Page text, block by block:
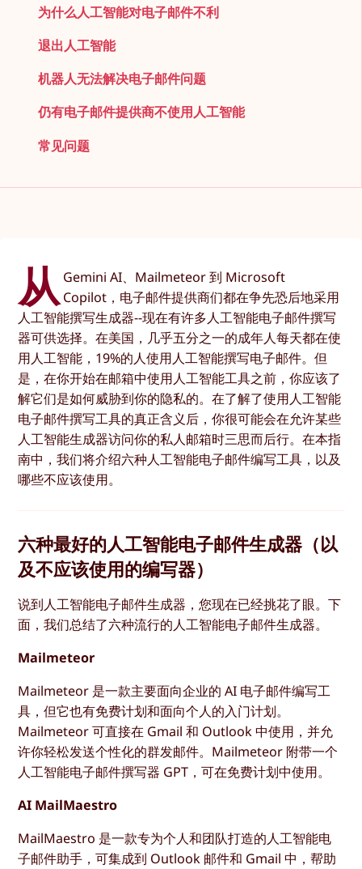
为什么人工智能对电子邮件不利
退出人工智能
机器人无法解决电子邮件问题
仍有电子邮件提供商不使用人工智能
常见问题
从 Gemini AI、Mailmeteor 到 Microsoft
Copilot，电子邮件提供商们都在争先恐后地采用
人工智能撰写生成器--现在有许多人工智能电子邮件撰写
器可供选择。在美国，几乎五分之一的成年人每天都在使
用人工智能，19%的人使用人工智能撰写电子邮件。但
是，在你开始在邮箱中使用人工智能工具之前，你应该了
解它们是如何威胁到你的隐私的。在了解了使用人工智能
电子邮件撰写工具的真正含义后，你很可能会在允许某些
人工智能生成器访问你的私人邮箱时三思而后行。在本指
南中，我们将介绍六种人工智能电子邮件编写工具，以及
哪些不应该使用。
六种最好的人工智能电子邮件生成器（以
及不应该使用的编写器）
说到人工智能电子邮件生成器，您现在已经挑花了眼。下
面，我们总结了六种流行的人工智能电子邮件生成器。
Mailmeteor
Mailmeteor 是一款主要面向企业的 AI 电子邮件编写工
具，但它也有免费计划和面向个人的入门计划。
Mailmeteor 可直接在 Gmail 和 Outlook 中使用，并允
许你轻松发送个性化的群发邮件。Mailmeteor 附带一个
人工智能电子邮件撰写器 GPT，可在免费计划中使用。
AI MailMaestro
MailMaestro 是一款专为个人和团队打造的人工智能电
子邮件助手，可集成到 Outlook 邮件和 Gmail 中，帮助